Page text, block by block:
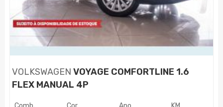
VOLKSWAGEN VOYAGE COMFORTLINE 1.6
FLEX MANUAL 4P